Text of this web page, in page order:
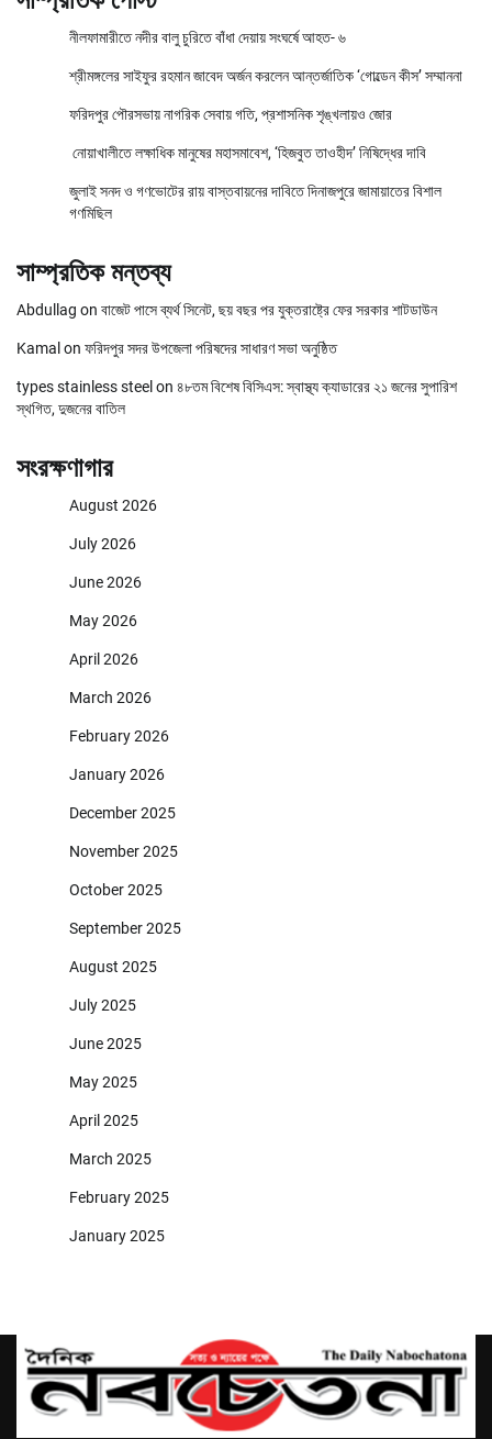
নীলফামারীতে নদীর বালু চুরিতে বাঁধা দেয়ায় সংঘর্ষে আহত- ৬
শ্রীমঙ্গলের সাইফুর রহমান জাবেদ অর্জন করলেন আন্তর্জাতিক ‘গোল্ডেন কীস’ সম্মাননা
ফরিদপুর পৌরসভায় নাগরিক সেবায় গতি, প্রশাসনিক শৃঙ্খলায়ও জোর
নোয়াখালীতে লক্ষাধিক মানুষের মহাসমাবেশ, ‘হিজবুত তাওহীদ’ নিষিদ্ধের দাবি
জুলাই সনদ ও গণভোটের রায় বাস্তবায়নের দাবিতে দিনাজপুরে জামায়াতের বিশাল
গণমিছিল
সাম্প্রতিক মন্তব্য
Abdullag on বাজেট পাসে ব্যর্থ সিনেট, ছয় বছর পর যুক্তরাষ্ট্রে ফের সরকার শাটডাউন
Kamal on ফরিদপুর সদর উপজেলা পরিষদের সাধারণ সভা অনুষ্ঠিত
types stainless steel on ৪৮তম বিশেষ বিসিএস: স্বাস্থ্য ক্যাডারের ২১ জনের সুপারিশ
স্থগিত, দুজনের বাতিল
সংরক্ষণাগার
August 2026
July 2026
June 2026
May 2026
April 2026
March 2026
February 2026
January 2026
December 2025
November 2025
October 2025
September 2025
August 2025
July 2025
June 2025
May 2025
April 2025
March 2025
February 2025
January 2025